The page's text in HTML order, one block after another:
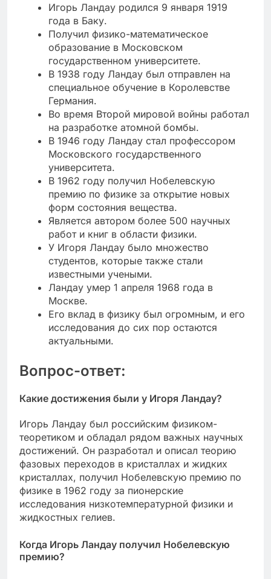
Игорь Ландау родился 9 января 1919
года в Баку.
Получил физико-математическое
образование в Московском
государственном университете.
В 1938 году Ландау был отправлен на
специальное обучение в Королевстве
Германия.
Во время Второй мировой войны работал
на разработке атомной бомбы.
В 1946 году Ландау стал профессором
Московского государственного
университета.
В 1962 году получил Нобелевскую
премию по физике за открытие новых
форм состояния вещества.
Является автором более 500 научных
работ и книг в области физики.
У Игоря Ландау было множество
студентов, которые также стали
известными учеными.
Ландау умер 1 апреля 1968 года в
Москве.
Его вклад в физику был огромным, и его
исследования до сих пор остаются
актуальными.
Вопрос-ответ:
Какие достижения были у Игоря Ландау?
Игорь Ландау был российским физиком-
теоретиком и обладал рядом важных научных
достижений. Он разработал и описал теорию
фазовых переходов в кристаллах и жидких
кристаллах, получил Нобелевскую премию по
физике в 1962 году за пионерские
исследования низкотемпературной физики и
жидкостных гелиев.
Когда Игорь Ландау получил Нобелевскую
премию?